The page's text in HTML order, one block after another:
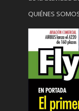
QUIÉNES